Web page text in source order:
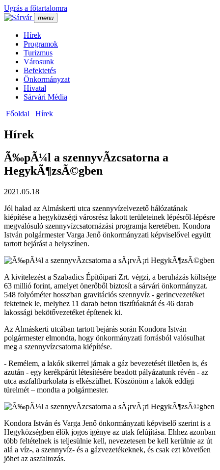
Ugrás a főtartalomra
menu
Hí­rek
Programok
Turizmus
Városunk
Befektetés
Önkormányzat
Hivatal
Sárvári Média
Főoldal
Hí­rek
Hírek
Ã‰pÃ¼l a szennyvÃ­zcsatorna a
HegykÃ¶zsÃ©gben
2021.05.18
Jól halad az Almáskerti utca szennyvízelvezető hálózatának
kiépítése a hegyközségi városrész lakott területeinek lépésről-lépésre
megvalósuló szennyvízcsatornázási programja keretében. Kondora
István polgármester Varga Jenő önkormányzati képviselővel együtt
tartott bejárást a helyszínen.
A kivitelezést a Szabadics Építőipari Zrt. végzi, a beruházás költsége
63 millió forint, amelyet önerőből biztosít a sárvári önkormányzat.
548 folyóméter hosszban gravitációs szennyvíz - gerincvezetéket
fektetnek le, melyhez 11 darab beton tisztítóaknát és 46 darab
lakossági bekötővezetéket építenek ki.
Az Almáskerti utcában tartott bejárás során Kondora István
polgármester elmondta, hogy önkormányzati forrásból valósulhat
meg a szennyvízcsatorna kiépítése.
- Remélem, a lakók sikerrel járnak a gáz bevezetését illetően is, és
azután - egy kerékpárút létesítésére beadott pályázatunk révén - az
utca aszfaltburkolata is elkészülhet. Köszönöm a lakók eddigi
türelmét – mondta a polgármester.
Kondora István és Varga Jenő önkormányzati képviselő szerint is a
Hegyközségben élők jogos igénye az utak felújítása. Ehhez azonban
több feltételnek is teljesülnie kell, nevezetesen be kell kerülnie az út
alá a víz-, a szennyvíz- és a gázvezetékeknek, és csak ezt követően
jöhet az aszfaltozás.